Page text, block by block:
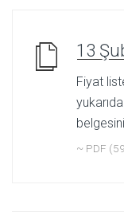
13
Fiyat
~ PDF